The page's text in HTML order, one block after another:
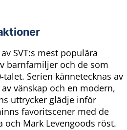
SVT:s mest populära
barnfamiljer och de som
Serien kännetecknas av
vänskap och en modern,
uttrycker glädje inför
favoritscener med de
och Mark Levengoods röst.